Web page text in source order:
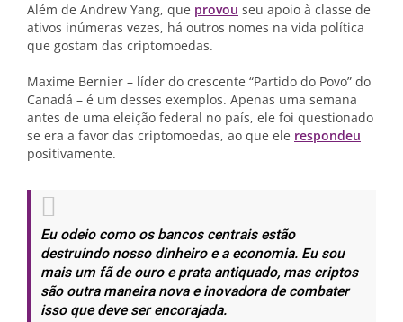
Além de Andrew Yang, que provou seu apoio à classe de
ativos inúmeras vezes, há outros nomes na vida política
que gostam das criptomoedas.
Maxime Bernier – líder do crescente “Partido do Povo” do
Canadá – é um desses exemplos. Apenas uma semana
antes de uma eleição federal no país, ele foi questionado
se era a favor das criptomoedas, ao que ele respondeu
positivamente.
Eu odeio como os bancos centrais estão
destruindo nosso dinheiro e a economia. Eu sou
mais um fã de ouro e prata antiquado, mas criptos
são outra maneira nova e inovadora de combater
isso que deve ser encorajada.